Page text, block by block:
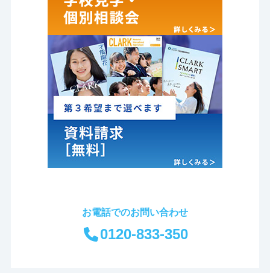
お電話でのお問い合わせ
0120-833-350